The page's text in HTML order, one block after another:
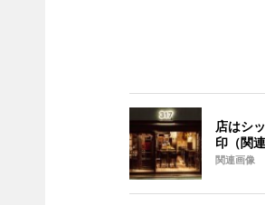
店はシ
印（関
関連画像